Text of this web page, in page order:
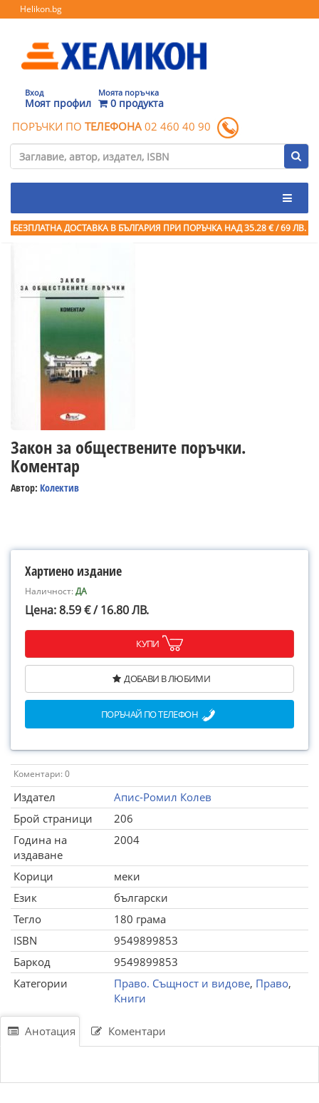
Helikon.bg
Вход
Моят профил
Моята поръчка
0 продукта
ПОРЪЧКИ ПО ТЕЛЕФОНА 02 460 40 90
БЕЗПЛАТНА ДОСТАВКА В БЪЛГАРИЯ ПРИ ПОРЪЧКА НАД 35.28 € / 69 ЛВ.
Закон за обществените поръчки.
Коментар
Автор: Колектив
Хартиено издание
Наличност:ДА
Цена: 8.59 € / 16.80 ЛВ.
КУПИ
ДОБАВИ В ЛЮБИМИ
ПОРЪЧАЙ ПО ТЕЛЕФОН
Коментари: 0
Издател
Апис-Ромил Колев
Брой страници
206
Година на
издаване
2004
Корици
меки
Език
български
Тегло
180 грама
ISBN
9549899853
Баркод
9549899853
Категории
Право. Същност и видове, Право,
Книги
Анотация Коментари